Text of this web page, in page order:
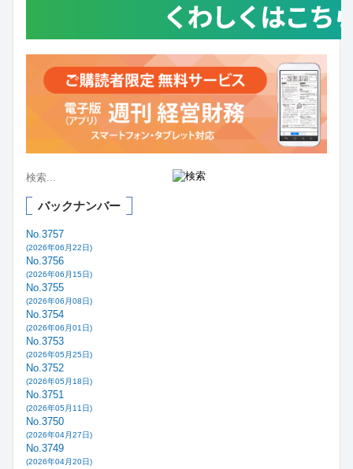
バックナンバー
No.3757
(2026年06月22日)
No.3756
(2026年06月15日)
No.3755
(2026年06月08日)
No.3754
(2026年06月01日)
No.3753
(2026年05月25日)
No.3752
(2026年05月18日)
No.3751
(2026年05月11日)
No.3750
(2026年04月27日)
No.3749
(2026年04月20日)